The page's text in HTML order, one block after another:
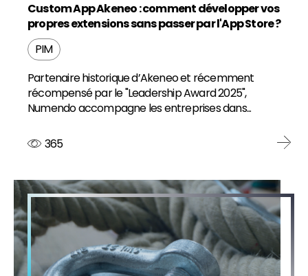
Custom App Akeneo : comment développer vos
propres extensions sans passer par l'App Store ?
PIM
Partenaire historique d’Akeneo et récemment
récompensé par le "Leadership Award 2025",
Numendo accompagne les entreprises dans...
365